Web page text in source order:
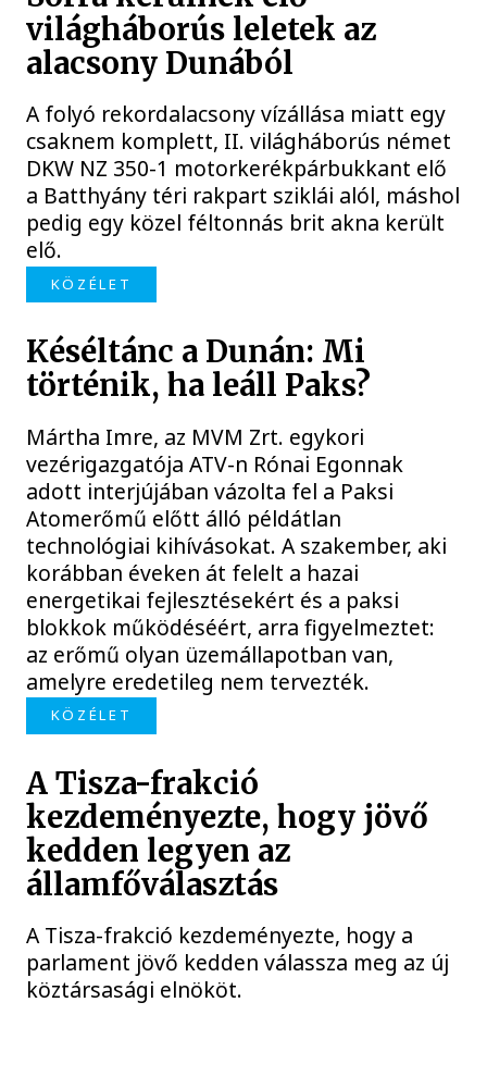
világháborús leletek az
alacsony Dunából
A folyó rekordalacsony vízállása miatt egy
csaknem komplett, II. világháborús német
DKW NZ 350-1 motorkerékpárbukkant elő
a Batthyány téri rakpart sziklái alól, máshol
pedig egy közel féltonnás brit akna került
elő.
KÖZÉLET
Késéltánc a Dunán: Mi
történik, ha leáll Paks?
Mártha Imre, az MVM Zrt. egykori
vezérigazgatója ATV-n Rónai Egonnak
adott interjújában vázolta fel a Paksi
Atomerőmű előtt álló példátlan
technológiai kihívásokat. A szakember, aki
korábban éveken át felelt a hazai
energetikai fejlesztésekért és a paksi
blokkok működéséért, arra figyelmeztet:
az erőmű olyan üzemállapotban van,
amelyre eredetileg nem tervezték.
KÖZÉLET
A Tisza-frakció
kezdeményezte, hogy jövő
kedden legyen az
államfőválasztás
A Tisza-frakció kezdeményezte, hogy a
parlament jövő kedden válassza meg az új
köztársasági elnököt.